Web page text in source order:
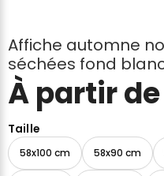
Affiche automne
séchées fond
À partir de
Taille
58x100 cm 58x90 cm